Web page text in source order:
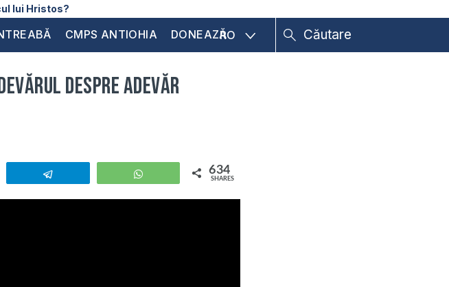
lui Hristos?
CMPS ANTIOHIA DONEAZĂRO
DESPRE ADEVĂR
WhatsApp 634
SHARES